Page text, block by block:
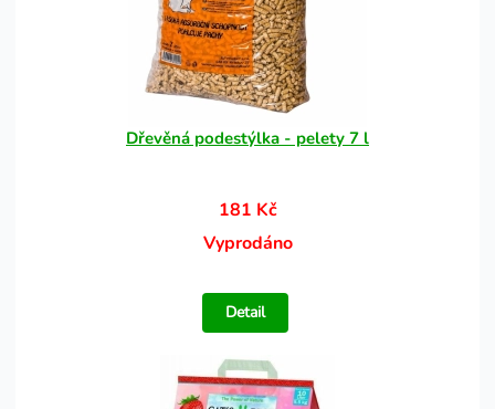
Dřevěná podestýlka - pelety 7 l
181 Kč
Vyprodáno
Detail